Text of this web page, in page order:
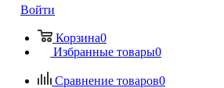
Войти
Корзина0
Избранные товары0
Сравнение товаров0